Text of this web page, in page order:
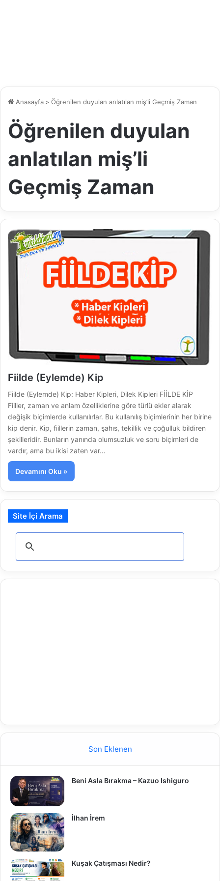
Anasayfa > Öğrenilen duyulan anlatılan miş’li Geçmiş Zaman
Öğrenilen duyulan
anlatılan miş’li
Geçmiş Zaman
Fiilde (Eylemde) Kip
Fiilde (Eylemde) Kip: Haber Kipleri, Dilek Kipleri FİİLDE KİP
Fiiller, zaman ve anlam özelliklerine göre türlü ekler alarak
değişik biçimlerde kullanılırlar. Bu kullanılış biçimlerinin her birine
kip denir. Kip, fiillerin zaman, şahıs, tekillik ve çoğulluk bildiren
şekilleridir. Bunların yanında olumsuzluk ve soru biçimleri de
vardır, ama bu ikisi zaten var…
Devamını Oku »
Site İçi Arama
Son Eklenen
Beni Asla Bırakma – Kazuo Ishiguro
İlhan İrem
Kuşak Çatışması Nedir?